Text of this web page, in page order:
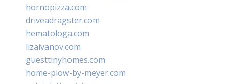
hornopizza.com
driveadragster.com
hematologa.com
lizaivanov.com
guesttinyhomes.com
home-plow-by-meyer.com